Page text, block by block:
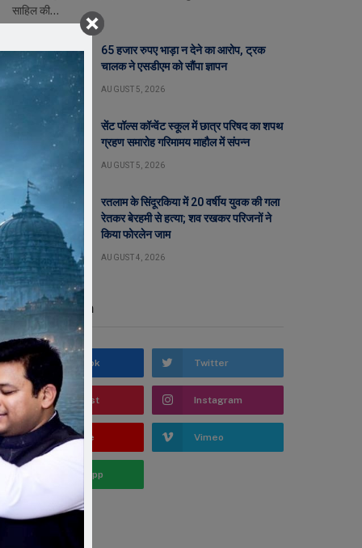
साहिल की…
65 हजार रुपए भाड़ा न देने का आरोप, ट्रक
चालक ने एसडीएम को सौंपा ज्ञापन
AUGUST 5, 2026
सेंट पॉल्स कॉन्वेंट स्कूल में छात्र परिषद का शपथ
ग्रहण समारोह गरिमामय माहौल में संपन्न
AUGUST 5, 2026
रतलाम के सिंदूरकिया में 20 वर्षीय युवक की गला
रेतकर बेरहमी से हत्या; शव रखकर परिजनों ने
किया फोरलेन जाम
AUGUST 4, 2026
Stay In Touch
Facebook Twitter
Pinterest Instagram
YouTube Vimeo
WhatsApp